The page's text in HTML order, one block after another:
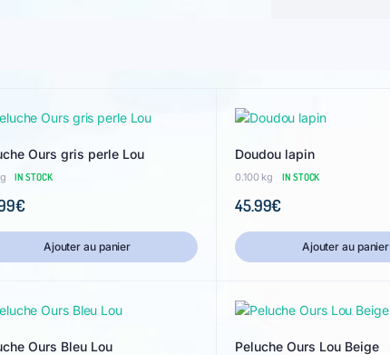
Ours gris perle Lou
IN STOCK
€
Ajouter au panier
Doudou lapin
0.100 kg IN STOCK
45.99€
Ajouter au panier
Ours Bleu Lou Peluche Ours Lou Beige